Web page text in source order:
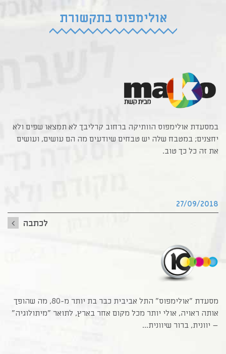
אולימפוס בתקשורת
את זה כל כך טוב.
27/09/2018
לכתבה
– יוונית, ברור שיוונית...